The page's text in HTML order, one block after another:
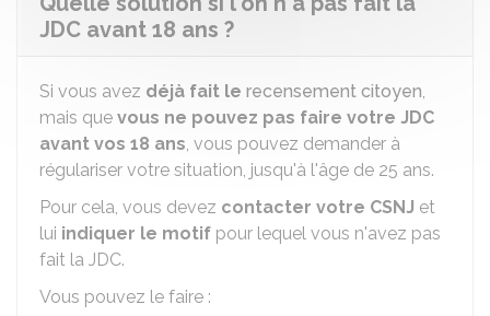
JDC avant 18 ans ?
Si vous avez déjà fait le recensement citoyen,
mais que vous ne pouvez pas faire votre JDC
avant vos 18 ans, vous pouvez demander à
régulariser votre situation, jusqu'à l'âge de 25 ans.
Pour cela, vous devez contacter votre CSNJ et
lui indiquer le motif pour lequel vous n'avez pas
fait la JDC.
Vous pouvez le faire :